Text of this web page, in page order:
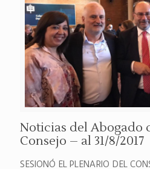
Noticias del Abogado
Consejo – al 31/8/2017
SESIONÓ EL PLENARIO DEL